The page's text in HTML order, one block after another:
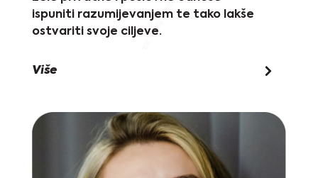
ispuniti razumijevanjem te tako lakše
ostvariti svoje ciljeve.
Više